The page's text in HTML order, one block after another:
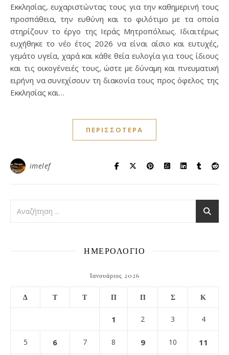
Εκκλησίας, ευχαριστώντας τους για την καθημερινή τους
προσπάθεια, την ευθύνη και το φιλότιμο με τα οποία
στηρίζουν το έργο της Ιεράς Μητροπόλεως. Ιδιαιτέρως
ευχήθηκε το νέο έτος 2026 να είναι αίσιο και ευτυχές,
γεμάτο υγεία, χαρά και κάθε θεία ευλογία για τους ίδιους
και τις οικογένειές τους, ώστε με δύναμη και πνευματική
ειρήνη να συνεχίσουν τη διακονία τους προς όφελος της
Εκκλησίας και…
ΠΕΡΙΣΣΌΤΕΡΑ
imelef
ΗΜΕΡΟΛΟΓΙΟ
Ιανουάριος 2026
Δ Τ Τ Π Π Σ Κ
1 2 3 4
5 6 7 8 9 10 11